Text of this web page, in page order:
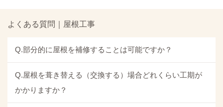
よくある質問｜屋根工事
Q.部分的に屋根を補修することは可能ですか？
Q.屋根を葺き替える（交換する）場合どれくらい工期が
かかりますか？